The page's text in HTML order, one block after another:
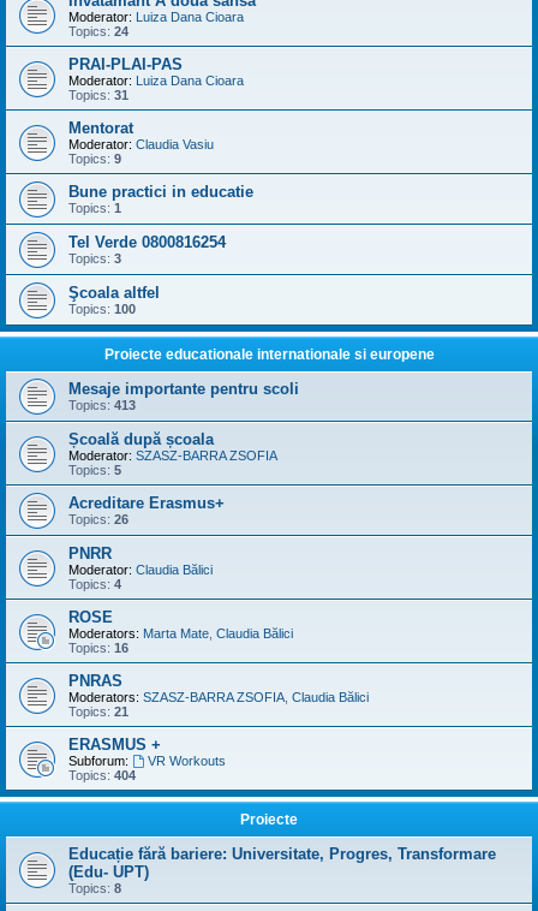
Moderator: Luiza Dana Cioara
Topics: 24
PRAI-PLAI-PAS
Moderator: Luiza Dana Cioara
Topics: 31
Mentorat
Moderator: Claudia Vasiu
Topics: 9
Bune practici in educatie
Topics: 1
Tel Verde 0800816254
Topics: 3
Şcoala altfel
Topics: 100
Proiecte educationale internationale si europene
Mesaje importante pentru scoli
Topics: 413
Școală după școala
Moderator: SZASZ-BARRA ZSOFIA
Topics: 5
Acreditare Erasmus+
Topics: 26
PNRR
Moderator: Claudia Bălici
Topics: 4
ROSE
Moderators: Marta Mate Claudia Bălici
Topics: 16
PNRAS
Moderators: SZASZ-BARRA ZSOFIA Claudia Bălici
Topics: 21
ERASMUS +
Subforum:
VR Workouts
Topics: 404
Proiecte
Educație fără bariere: Universitate, Progres, Transformare
(Edu- UPT)
Topics: 8